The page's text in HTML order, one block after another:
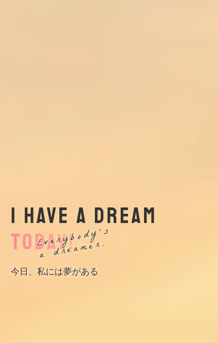
I HAVE A DREAM
TODAY!
Everybody’s
a dreamer.
今日、私には夢がある